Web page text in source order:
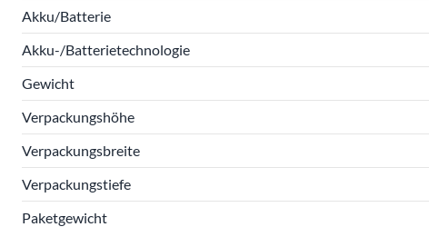
Akku/Batterie
Akku-/Batterietechnologie
Gewicht
Verpackungshöhe
Verpackungsbreite
Verpackungstiefe
Paketgewicht